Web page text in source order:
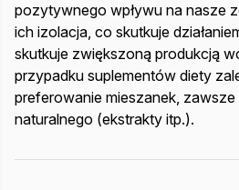
pozytywnego wpływu na nasze
ich izolacja, co skutkuje
skutkuje zwiększoną produkcją
przypadku suplementów diety
preferowanie mieszanek,
naturalnego (ekstrakty itp.).